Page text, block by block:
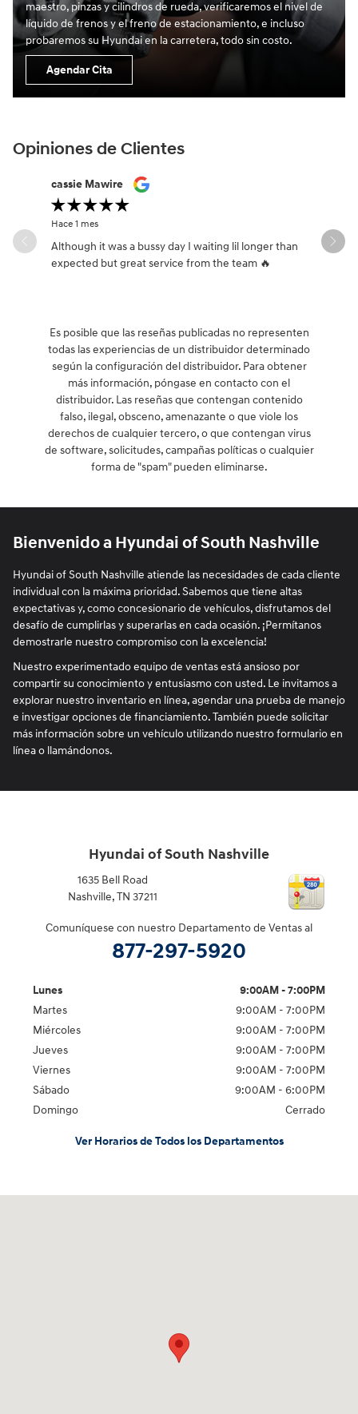
maestro, pinzas y cilindros de rueda, verificaremos el nivel de
líquido de frenos y el freno de estacionamiento, e incluso
probaremos su Hyundai en la carretera, todo sin costo.
Agendar Cita
Opiniones de Clientes
Slide 1 of 12
cassie Mawire
Hace 1 mes
Although it was a bussy day I waiting lil longer than
expected but great service from the team 🔥
Drew
Es posible que las reseñas publicadas no representen
todas las experiencias de un distribuidor determinado
según la configuración del distribuidor. Para obtener
más información, póngase en contacto con el
distribuidor. Las reseñas que contengan contenido
falso, ilegal, obsceno, amenazante o que viole los
derechos de cualquier tercero, o que contengan virus
de software, solicitudes, campañas políticas o cualquier
forma de "spam" pueden eliminarse.
Bienvenido a Hyundai of South Nashville
Hyundai of South Nashville atiende las necesidades de cada cliente
individual con la máxima prioridad. Sabemos que tiene altas
expectativas y, como concesionario de vehículos, disfrutamos del
desafío de cumplirlas y superarlas en cada ocasión. ¡Permítanos
demostrarle nuestro compromiso con la excelencia!
Nuestro experimentado equipo de ventas está ansioso por
compartir su conocimiento y entusiasmo con usted. Le invitamos a
explorar nuestro inventario en línea, agendar una prueba de manejo
e investigar opciones de financiamiento. También puede solicitar
más información sobre un vehículo utilizando nuestro formulario en
línea o llamándonos.
Hyundai of South Nashville
1635 Bell Road
Nashville,TN 37211
Comuníquese con nuestro Departamento de Ventas al
877-297-5920
Lunes
9:00AM - 7:00PM
Martes
9:00AM - 7:00PM
Miércoles
9:00AM - 7:00PM
Jueves
9:00AM - 7:00PM
Viernes
9:00AM - 7:00PM
Sábado
9:00AM - 6:00PM
Domingo
Cerrado
Ver Horarios de Todos los Departamentos